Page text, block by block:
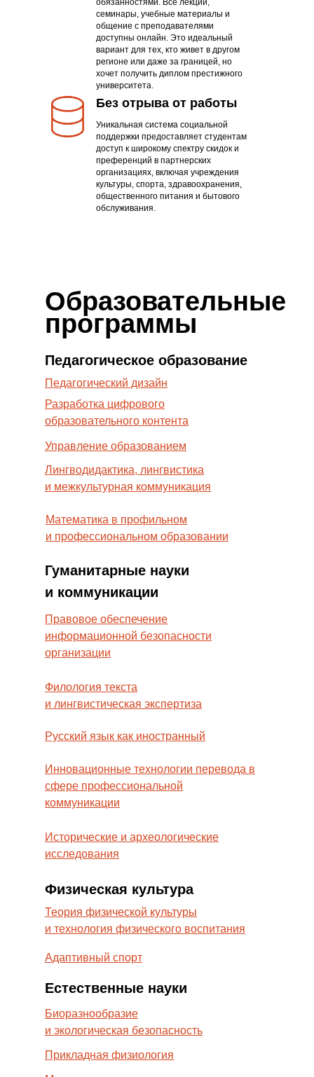
обязанностями. Все лекции,
семинары, учебные материалы и
общение с преподавателями
доступны онлайн. Это идеальный
вариант для тех, кто живет в другом
регионе или даже за границей, но
хочет получить диплом престижного
университета.
Уникальная система социальной
поддержки предоставляет студентам
доступ к широкому спектру скидок и
преференций в партнерских
организациях, включая учреждения
культуры, спорта, здравоохранения,
общественного питания и бытового
обслуживания.
Без отрыва от работы
программы
Гуманитарные науки
и коммуникации
Правовое обеспечение
информационной безопасности
организации
Филология текста
и лингвистическая экспертиза
Русский язык как иностранный
Инновационные технологии перевода в
сфере профессиональной
коммуникации
Исторические и археологические
исследования
Естественные науки
Биоразнообразие
и экологическая безопасность
Прикладная физиология
Физическая культура
Теория физической культуры
и технология физического воспитания
Адаптивный спорт
Педагогическое образование
Педагогический дизайн
Разработка цифрового
образовательного контента
Управление образованием
Лингводидактика, лингвистика
и межкультурная коммуникация
Математика в профильном
и профессиональном образовании
Образовательные